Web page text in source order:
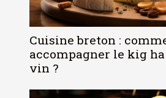
Cuisine breton :
accompagner le kig
vin ?